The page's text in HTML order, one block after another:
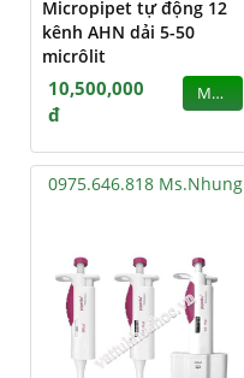
Micropipet tự động 12
kênh AHN dải 5-50
micrôlit
10,500,000
đ
MUA
0975.646.818 Ms.Nhung